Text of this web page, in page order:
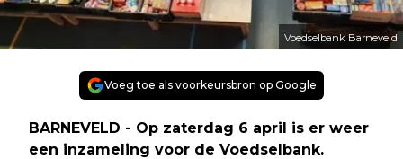
Voedselbank Barneveld
Voeg toe als voorkeursbron op Google
BARNEVELD - Op zaterdag 6 april is er weer
een inzameling voor de Voedselbank.